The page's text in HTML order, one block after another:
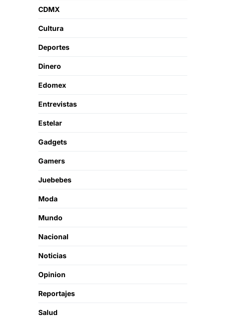
CDMX
Cultura
Deportes
Dinero
Edomex
Entrevistas
Estelar
Gadgets
Gamers
Juebebes
Moda
Mundo
Nacional
Noticias
Opinion
Reportajes
Salud